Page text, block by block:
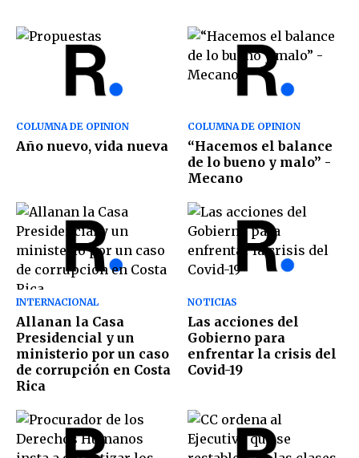
COLUMNA DE OPINION
Año nuevo, vida nueva
COLUMNA DE OPINION
“Hacemos el balance
de lo bueno y malo” -
Mecano
INTERNACIONAL
Allanan la Casa
Presidencial y un
ministerio por un caso
de corrupción en Costa
Rica
NOTICIAS
Las acciones del
Gobierno para
enfrentar la crisis del
Covid-19